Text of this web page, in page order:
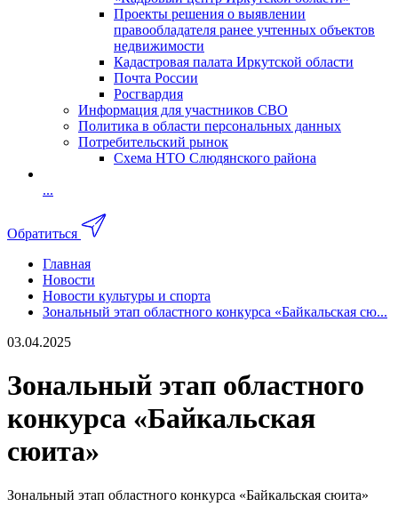
Проекты решения о выявлении
правообладателя ранее учтенных объектов
недвижимости
Кадастровая палата Иркутской области
Почта России
Росгвардия
Информация для участников СВО
Политика в области персональных данных
Потребительский рынок
Схема НТО Слюдянского района
...
Обратиться
Главная
Новости
Новости культуры и спорта
Зональный этап областного конкурса «Байкальская сю...
03.04.2025
Зональный этап областного
конкурса «Байкальская
сюита»
Зональный этап областного конкурса «Байкальская сюита»